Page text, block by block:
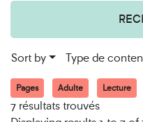
Sort by Type de
Pages Adulte Lecture
7 résultats trouvés